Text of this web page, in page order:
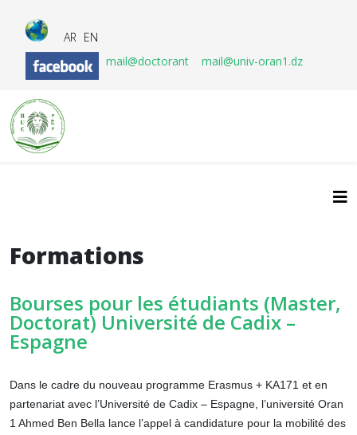
AR EN
mail@doctorant
mail@univ-oran1.dz
Formations
Bourses pour les étudiants (Master,
Doctorat) Université de Cadix –
Espagne
Dans le cadre du nouveau programme Erasmus + KA171 et en
partenariat avec l’Université de Cadix – Espagne, l’université Oran
1 Ahmed Ben Bella lance l’appel à candidature pour la mobilité des